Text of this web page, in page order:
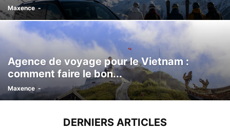
Maxence -
Agence de voyage pour le Vietnam :
comment faire le bon...
Maxence -
DERNIERS ARTICLES